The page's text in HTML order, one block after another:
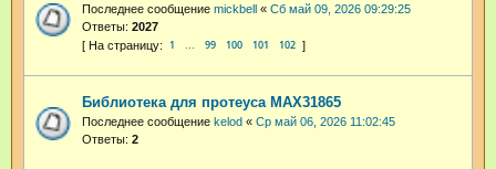
Последнее сообщение mickbell « Сб май 09, 2026 09:29:25
Ответы: 2027
1 … 99 100 101 102
Библиотека для протеуса MAX31865
Последнее сообщение kelod « Ср май 06, 2026 11:02:45
Ответы: 2